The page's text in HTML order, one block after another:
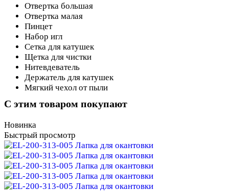
Отвертка большая
Отвертка малая
Пинцет
Набор игл
Сетка для катушек
Щетка для чистки
Нитевдеватель
Держатель для катушек
Мягкий чехол от пыли
С этим товаром покупают
Новинка
Быстрый просмотр